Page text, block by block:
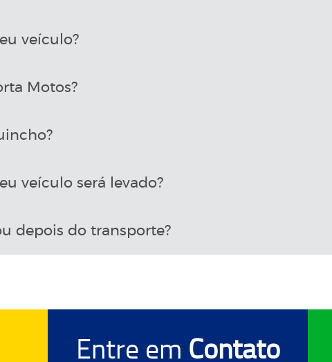
veículo?
Motos?
veículo será levado?
depois do transporte?
Entre em Contato